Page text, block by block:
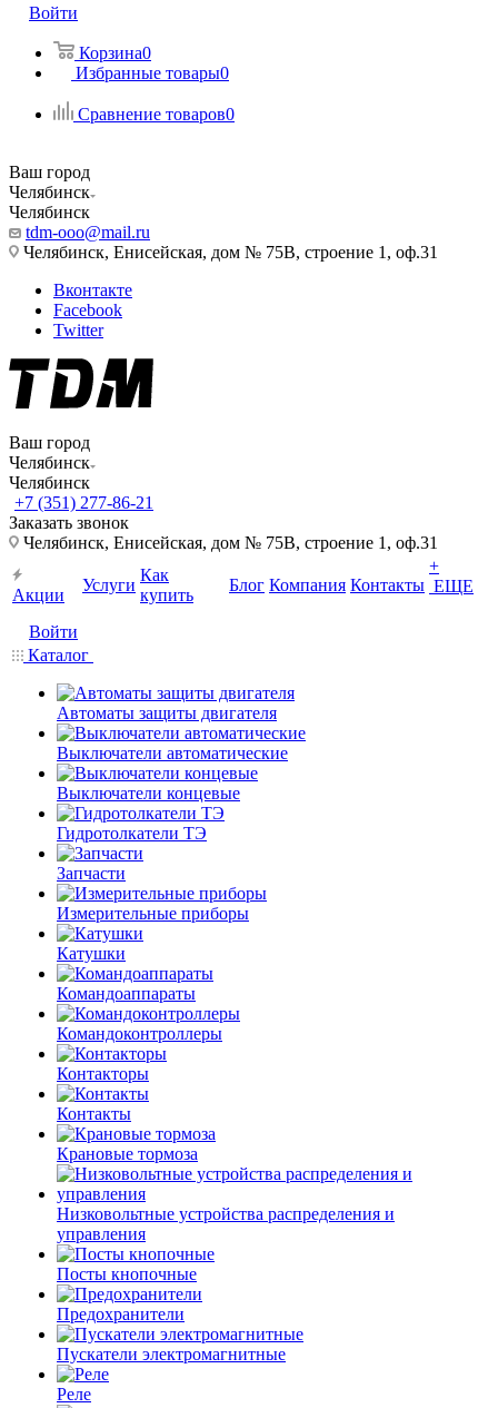
Войти
Корзина0
Избранные товары0
Сравнение товаров0
Ваш город
Челябинск
Челябинск
tdm-ooo@mail.ru
Челябинск, Енисейская, дом № 75В, строение 1, оф.31
Вконтакте
Facebook
Twitter
Ваш город
Челябинск
Челябинск
+7 (351) 277-86-21
Заказать звонок
Челябинск, Енисейская, дом № 75В, строение 1, оф.31
Акции
Услуги
Как
купить
Блог Компания Контакты
+
ЕЩЕ
Войти
Каталог
Автоматы защиты двигателя
Выключатели автоматические
Выключатели концевые
Гидротолкатели ТЭ
Запчасти
Измерительные приборы
Катушки
Командоаппараты
Командоконтроллеры
Контакторы
Контакты
Крановые тормоза
Низковольтные устройства распределения и
управления
Посты кнопочные
Предохранители
Пускатели электромагнитные
Реле